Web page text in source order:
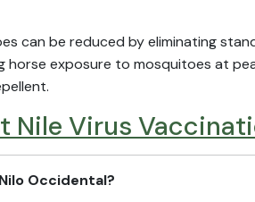
can be reduced by eliminating
horse exposure to mosquitoes at
Nile Virus
Occidental?